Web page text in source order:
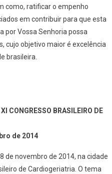
como, ratificar o empenho
em contribuir para que esta
por Vossa Senhoria possa
cujo objetivo maior é excelência
brasileira.
CONGRESSO BRASILEIRO DE
de 2014
de novembro de 2014, na cidade
de Cardiogeriatria. O tema